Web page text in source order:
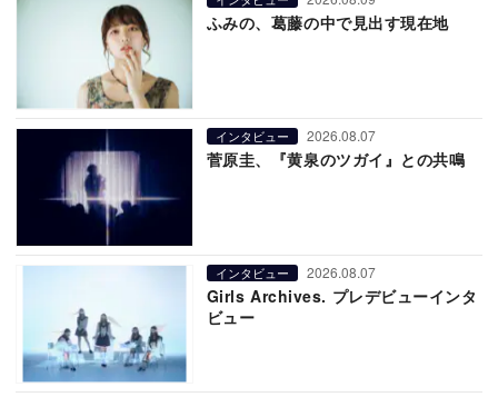
ふみの、葛藤の中で見出す現在地
インタビュー 2026.08.07
菅原圭、『黄泉のツガイ』との共鳴
インタビュー 2026.08.07
Girls Archives. プレデビューインタ
ビュー